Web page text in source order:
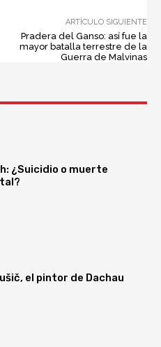
ARTÍCULO SIGUIENTE
Pradera del Ganso: así fue la
mayor batalla terrestre de la
Guerra de Malvinas
¿Suicidio o muerte
el pintor de Dachau